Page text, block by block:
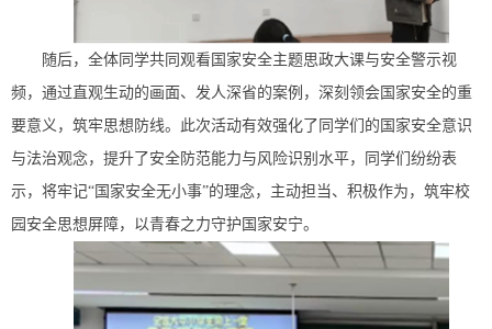
随后，全体同学共同观看国家安全主题思政大课与安全警示视
频，通过直观生动的画面、发人深省的案例，深刻领会国家安全的重
要意义，筑牢思想防线。此次活动有效强化了同学们的国家安全意识
与法治观念，提升了安全防范能力与风险识别水平，同学们纷纷表
示，将牢记“国家安全无小事”的理念，主动担当、积极作为，筑牢校
园安全思想屏障，以青春之力守护国家安宁。